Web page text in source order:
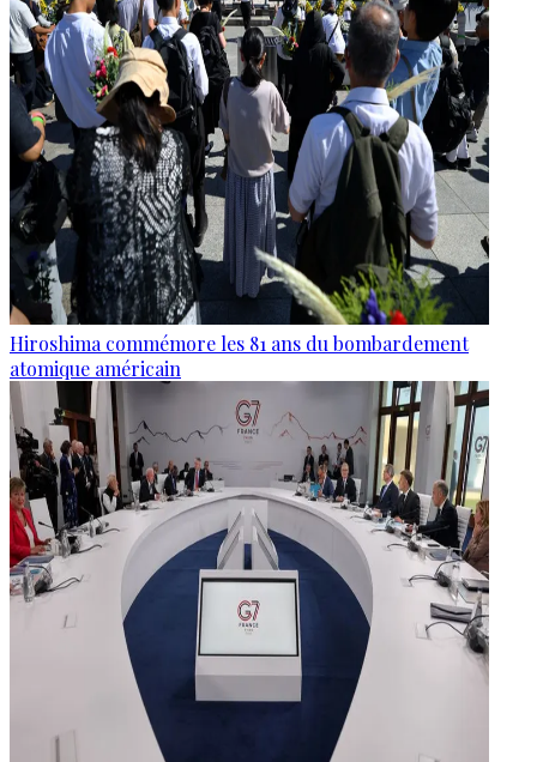
Hiroshima commémore les 81 ans du bombardement
atomique américain